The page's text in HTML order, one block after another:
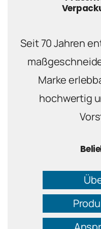
Seit 70 Jahren
Marke
hochwertig